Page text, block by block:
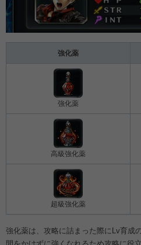
強化薬
強化薬
高級強化薬
超級強化薬
強化薬は、攻略に詰まった際にLv育成